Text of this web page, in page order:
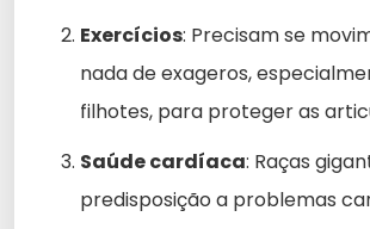
Exercícios: Precisam se
nada de exageros,
filhotes, para proteger as
Saúde cardíaca: Raças
predisposição a problemas